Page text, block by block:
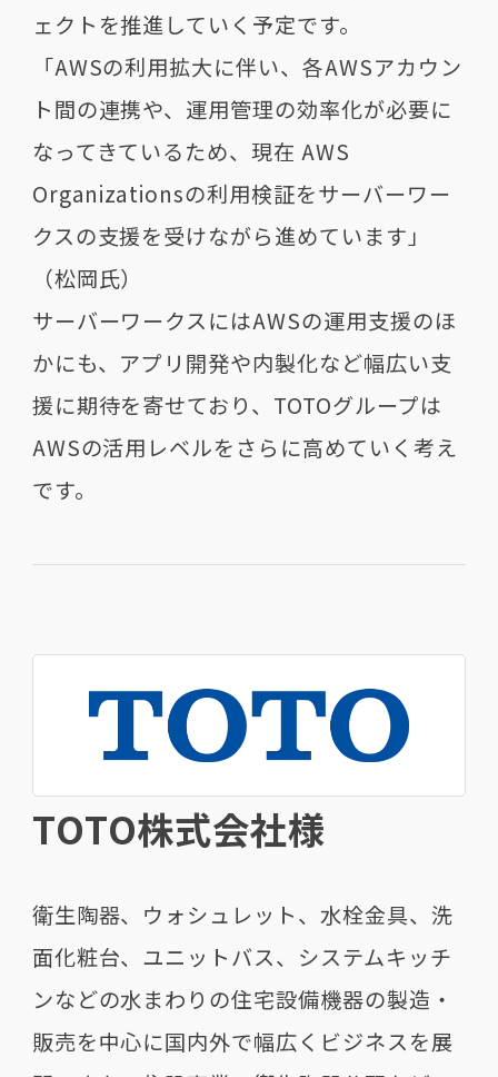
ェクトを推進していく予定です。
「AWSの利用拡大に伴い、各AWSアカウン
ト間の連携や、運用管理の効率化が必要に
なってきているため、現在 AWS
Organizationsの利用検証をサーバーワー
クスの支援を受けながら進めています」
（松岡氏）
サーバーワークスにはAWSの運用支援のほ
かにも、アプリ開発や内製化など幅広い支
援に期待を寄せており、TOTOグループは
AWSの活用レベルをさらに高めていく考え
です。
TOTO株式会社様
衛生陶器、ウォシュレット、水栓金具、洗
面化粧台、ユニットバス、システムキッチ
ンなどの水まわりの住宅設備機器の製造・
販売を中心に国内外で幅広くビジネスを展